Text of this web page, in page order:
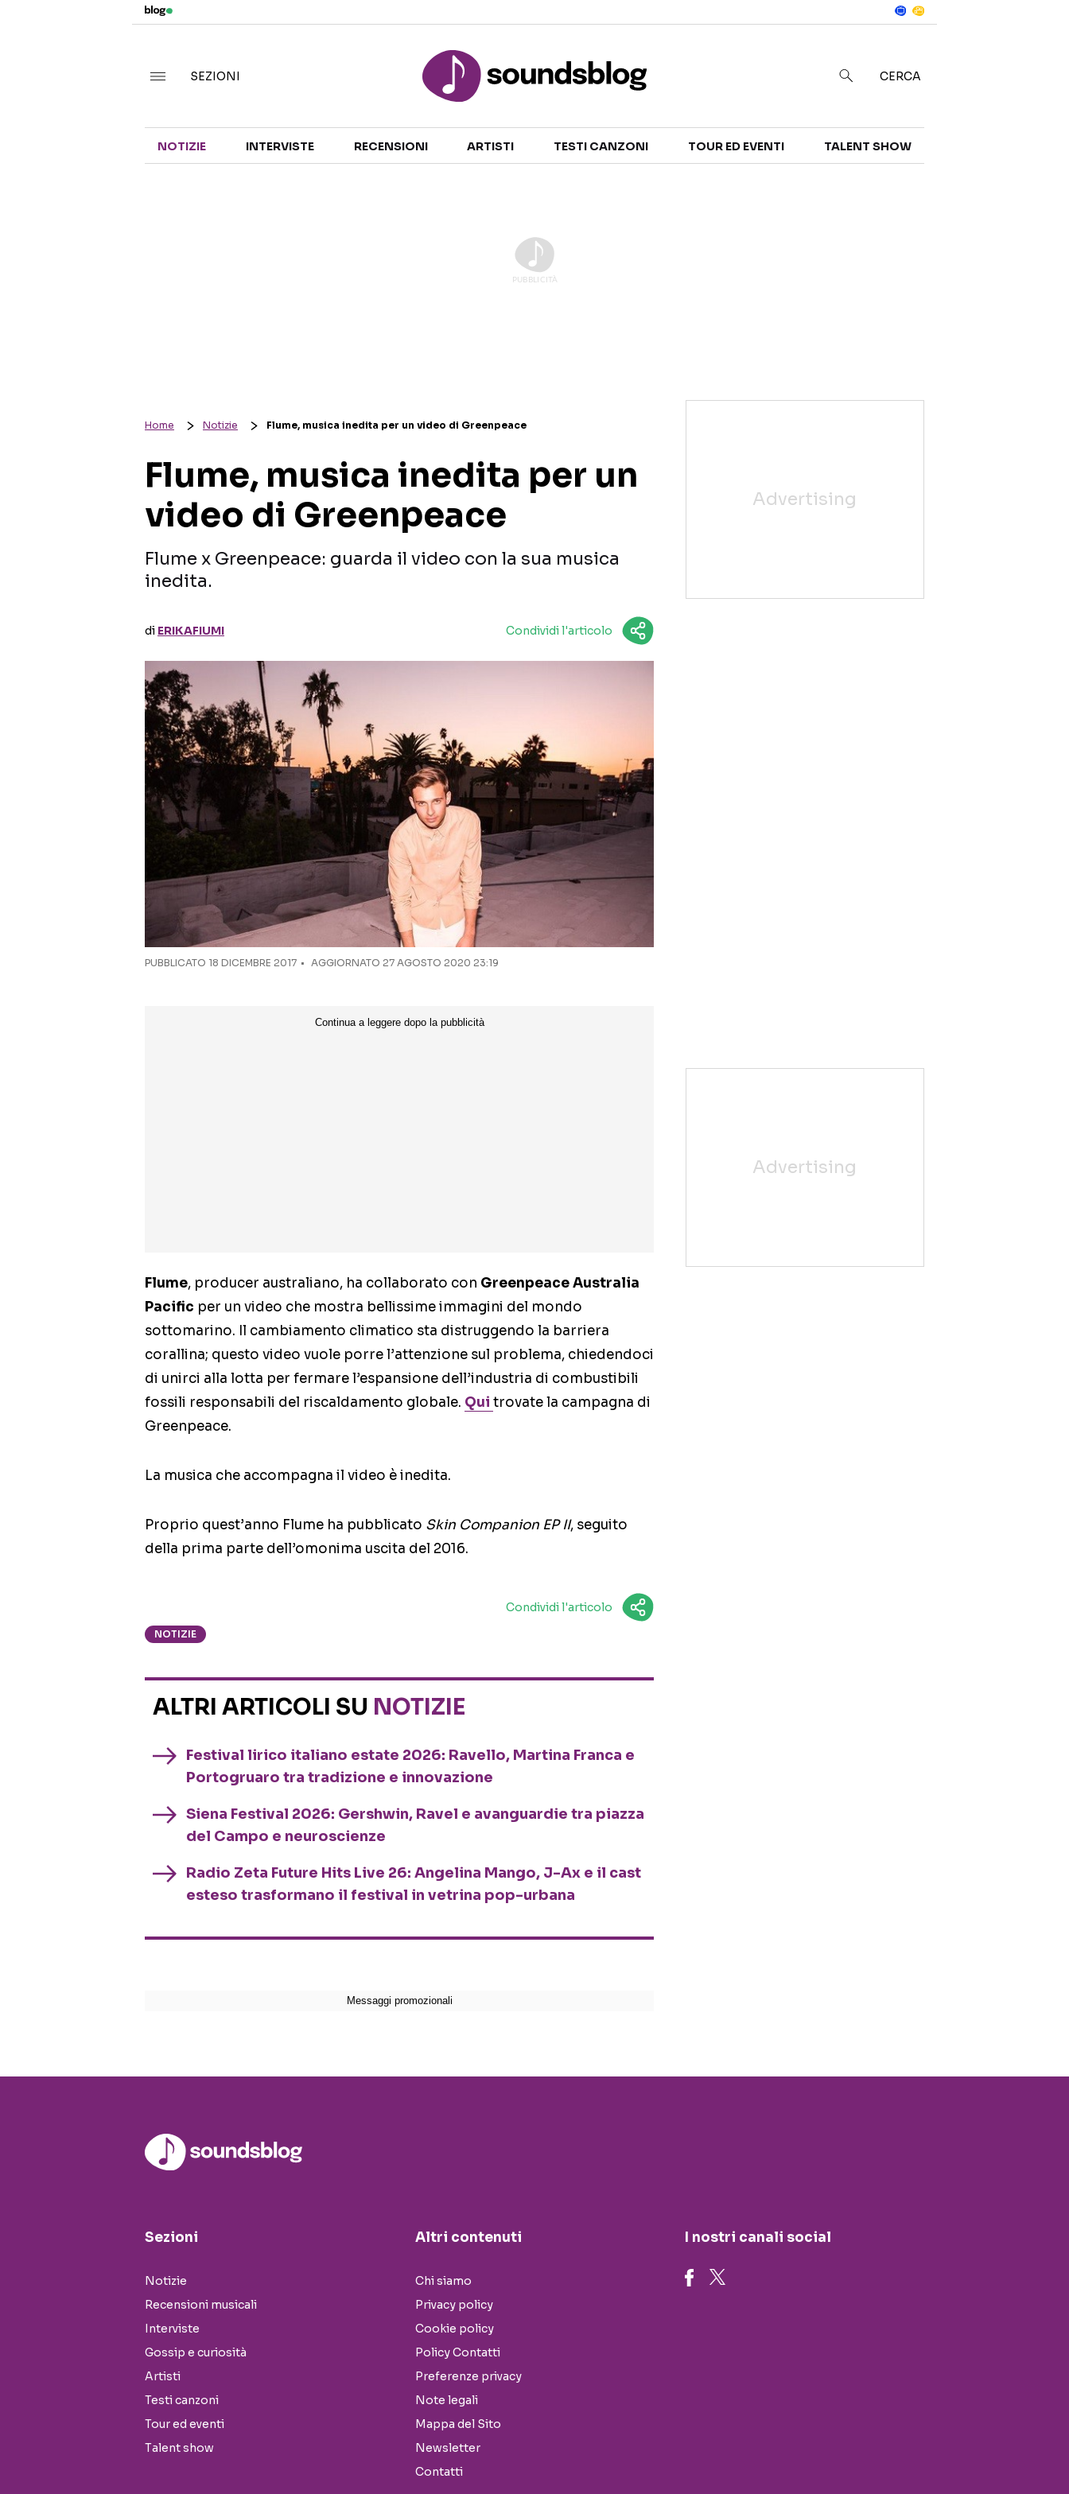
TALENT SHOW
SEZIONI CERCA
NOTIZIE INTERVISTE RECENSIONI ARTISTI TESTI CANZONI TOUR ED EVENTI TALENT SHOW
Home Notizie Flume, musica inedita per un video di Greenpeace
Flume, musica inedita per un
video di Greenpeace
Flume x Greenpeace: guarda il video con la sua musica
inedita.
di ERIKAFIUMI Condividi l'articolo
PUBBLICATO 18 DICEMBRE 2017 AGGIORNATO 27 AGOSTO 2020 23:19
Flume, producer australiano, ha collaborato con Greenpeace Australia
Pacific per un video che mostra bellissime immagini del mondo
sottomarino. Il cambiamento climatico sta distruggendo la barriera
corallina; questo video vuole porre l’attenzione sul problema, chiedendoci
di unirci alla lotta per fermare l’espansione dell’industria di combustibili
fossili responsabili del riscaldamento globale. Qui trovate la campagna di
Greenpeace.
La musica che accompagna il video è inedita.
Proprio quest’anno Flume ha pubblicato Skin Companion EP II, seguito
della prima parte dell’omonima uscita del 2016.
Condividi l'articolo
NOTIZIE
ALTRI ARTICOLI SU NOTIZIE
Festival lirico italiano estate 2026: Ravello, Martina Franca e
Portogruaro tra tradizione e innovazione
Siena Festival 2026: Gershwin, Ravel e avanguardie tra piazza
del Campo e neuroscienze
Radio Zeta Future Hits Live 26: Angelina Mango, J-Ax e il cast
esteso trasformano il festival in vetrina pop-urbana
Sezioni
Notizie
Recensioni musicali
Interviste
Gossip e curiosità
Artisti
Testi canzoni
Tour ed eventi
Talent show
Altri contenuti
Chi siamo
Privacy policy
Cookie policy
Policy Contatti
Preferenze privacy
Note legali
Mappa del Sito
Newsletter
Contatti
I nostri canali social